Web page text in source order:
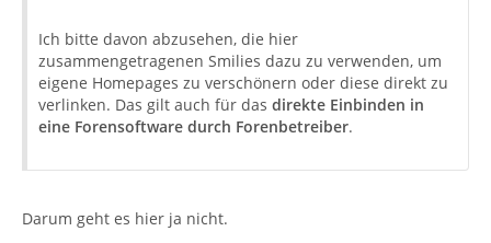
Ich bitte davon abzusehen, die hier
zusammengetragenen Smilies dazu zu verwenden, um
eigene Homepages zu verschönern oder diese direkt zu
verlinken. Das gilt auch für das direkte Einbinden in
eine Forensoftware durch Forenbetreiber.
Darum geht es hier ja nicht.